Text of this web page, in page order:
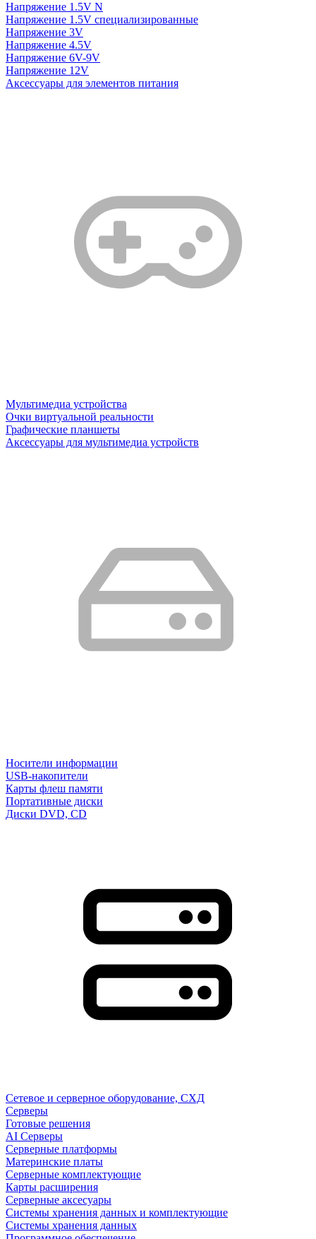
Напряжение 1.5V N
Напряжение 1.5V специализированные
Напряжение 3V
Напряжение 4.5V
Напряжение 6V-9V
Напряжение 12V
Аксессуары для элементов питания
Мультимедиа устройства
Очки виртуальной реальности
Графические планшеты
Аксессуары для мультимедиа устройств
Носители информации
USB-накопители
Карты флеш памяти
Портативные диски
Диски DVD, CD
Сетевое и серверное оборудование, СХД
Cерверы
Готовые решения
AI Серверы
Серверные платформы
Материнские платы
Серверные комплектующие
Карты расширения
Серверные аксесуары
Системы хранения данных и комплектующие
Системы хранения данных